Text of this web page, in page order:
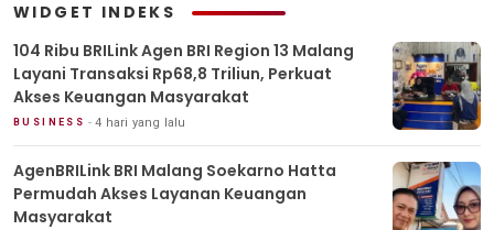
WIDGET INDEKS
104 Ribu BRILink Agen BRI Region 13 Malang
Layani Transaksi Rp68,8 Triliun, Perkuat
Akses Keuangan Masyarakat
BUSINESS 4 hari yang lalu
AgenBRILink BRI Malang Soekarno Hatta
Permudah Akses Layanan Keuangan
Masyarakat